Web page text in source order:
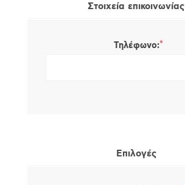
Στοιχεία επικοινωνίας
Τηλέφωνο:*
Επιλογές